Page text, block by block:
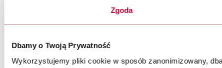
Zgoda
Dbamy o Twoją Prywatność
Wykorzystujemy pliki cookie w sposób zanonimizowany,